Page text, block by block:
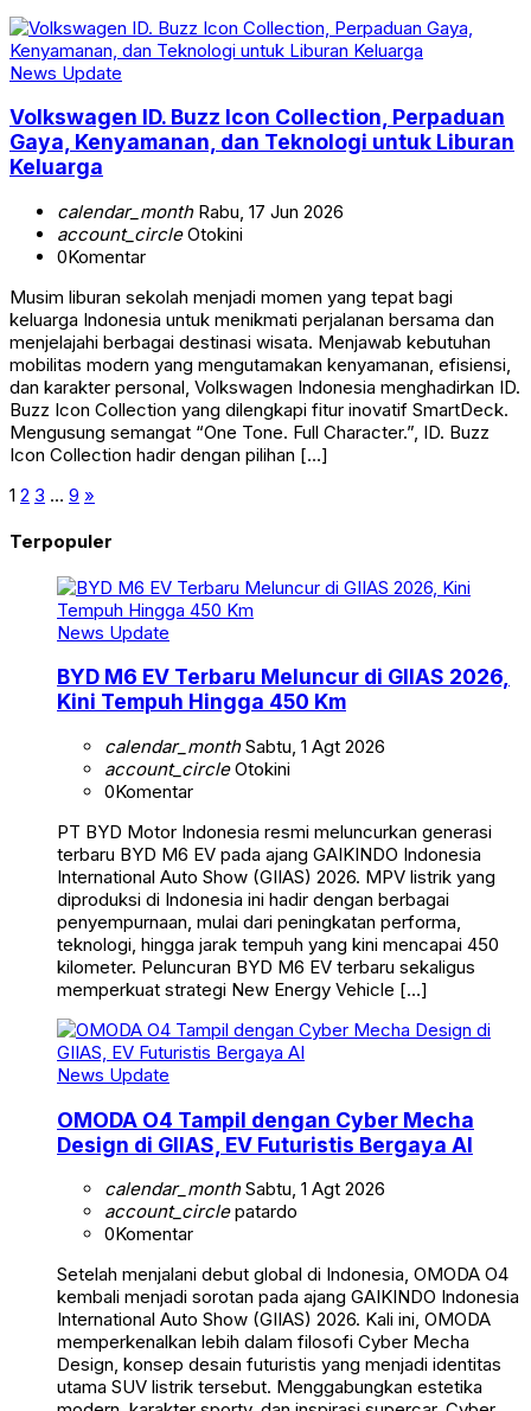
News Update
Volkswagen ID. Buzz Icon Collection, Perpaduan
Gaya, Kenyamanan, dan Teknologi untuk Liburan
Keluarga
calendar_monthRabu, 17 Jun 2026
account_circleOtokini
0Komentar
Musim liburan sekolah menjadi momen yang tepat bagi
keluarga Indonesia untuk menikmati perjalanan bersama dan
menjelajahi berbagai destinasi wisata. Menjawab kebutuhan
mobilitas modern yang mengutamakan kenyamanan, efisiensi,
dan karakter personal, Volkswagen Indonesia menghadirkan ID.
Buzz Icon Collection yang dilengkapi fitur inovatif SmartDeck.
Mengusung semangat “One Tone. Full Character.”, ID. Buzz
Icon Collection hadir dengan pilihan […]
1 2 3 … 9 »
Terpopuler
News Update
BYD M6 EV Terbaru Meluncur di GIIAS 2026,
Kini Tempuh Hingga 450 Km
calendar_monthSabtu, 1 Agt 2026
account_circleOtokini
0Komentar
PT BYD Motor Indonesia resmi meluncurkan generasi
terbaru BYD M6 EV pada ajang GAIKINDO Indonesia
International Auto Show (GIIAS) 2026. MPV listrik yang
diproduksi di Indonesia ini hadir dengan berbagai
penyempurnaan, mulai dari peningkatan performa,
teknologi, hingga jarak tempuh yang kini mencapai 450
kilometer. Peluncuran BYD M6 EV terbaru sekaligus
memperkuat strategi New Energy Vehicle […]
News Update
OMODA O4 Tampil dengan Cyber Mecha
Design di GIIAS, EV Futuristis Bergaya AI
calendar_monthSabtu, 1 Agt 2026
account_circlepatardo
0Komentar
Setelah menjalani debut global di Indonesia, OMODA O4
kembali menjadi sorotan pada ajang GAIKINDO Indonesia
International Auto Show (GIIAS) 2026. Kali ini, OMODA
memperkenalkan lebih dalam filosofi Cyber Mecha
Design, konsep desain futuristis yang menjadi identitas
utama SUV listrik tersebut. Menggabungkan estetika